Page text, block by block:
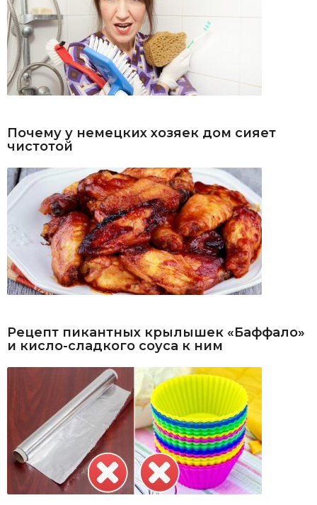
Почему у немецких хозяек дом сияет
чистотой
Рецепт пикантных крылышек «Баффало»
и кисло-сладкого соуса к ним